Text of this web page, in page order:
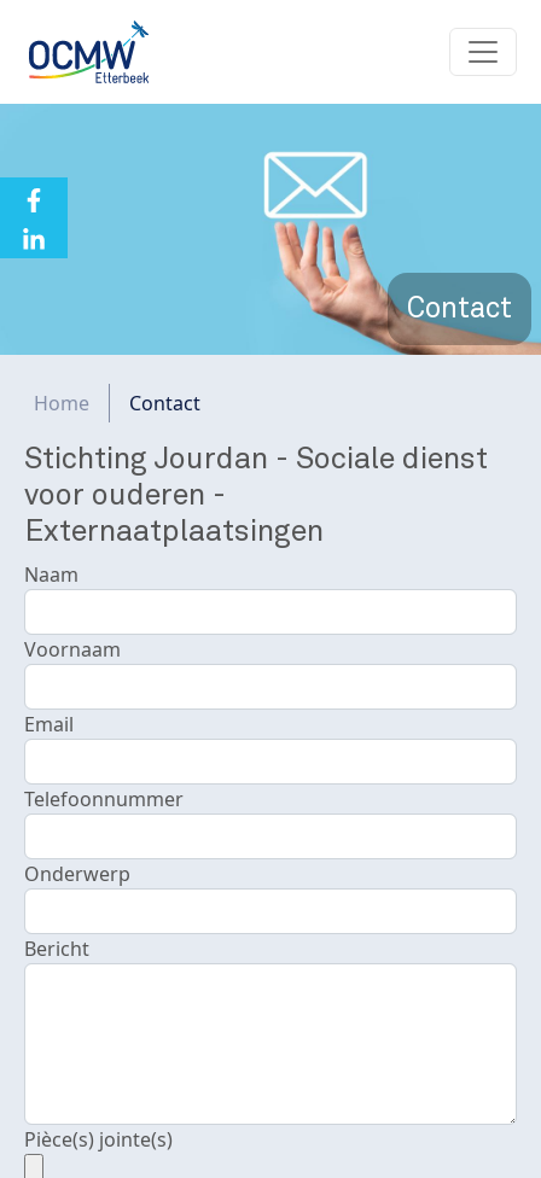
Contact
Kruimelpad
Home Contact
Stichting Jourdan - Sociale dienst
voor ouderen -
Externaatplaatsingen
Naam
Voornaam
Email
Telefoonnummer
Onderwerp
Bericht
Pièce(s) jointe(s)